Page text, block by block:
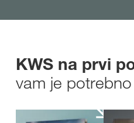
KWS na prvi
vam je potrebno